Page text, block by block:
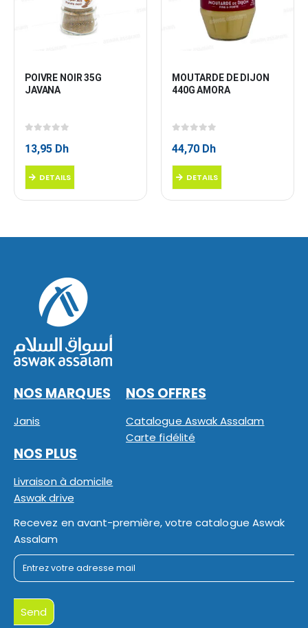
POIVRE NOIR 35G
JAVANA
13,95 Dh
DETAILS
MOUTARDE DE DIJON
440G AMORA
44,70 Dh
DETAILS
NOS MARQUES
Janis
NOS OFFRES
Catalogue Aswak Assalam
Carte fidélité
NOS PLUS
Livraison à domicile
Aswak drive
Recevez en avant-première, votre catalogue Aswak
Assalam